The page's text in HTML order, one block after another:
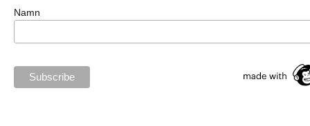
Namn